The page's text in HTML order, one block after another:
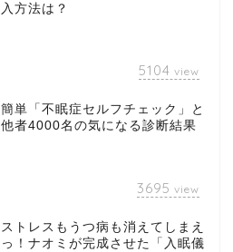
入方法は？
5104 view
簡単「不眠症セルフチェック」と
他者4000名の気になる診断結果
3695 view
ストレスもうつ病も消えてしまえ
っ！ナオミが完成させた「入眠儀